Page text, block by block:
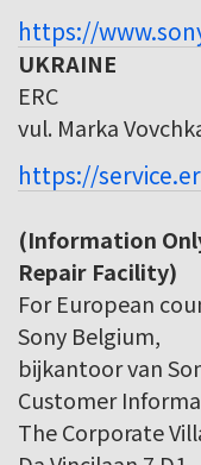
https://
UKRAINE
ERC
vul. Marka
https://
(Information
Repair Facility)
For European
Sony Belgium,
bijkantoor van
Customer
The Corporate